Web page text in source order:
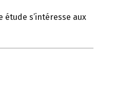
étude s’intéresse aux